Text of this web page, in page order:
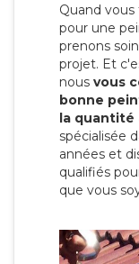
Quand vous
pour une
prenons
projet. Et
nous vous
bonne
la quantité
spécialisée
années et
qualifiés
que vous